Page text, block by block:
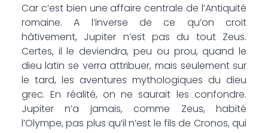
Car c’est bien une affaire centrale de l’Antiquité
romaine. A l’inverse de ce qu’on croit
hâtivement, Jupiter n’est pas du tout Zeus.
Certes, il le deviendra, peu ou prou, quand le
dieu latin se verra attribuer, mais seulement sur
le tard, les aventures mythologiques du dieu
grec. En réalité, on ne saurait les confondre.
Jupiter n’a jamais, comme Zeus, habité
l’Olympe, pas plus qu’il n’est le fils de Cronos, qui